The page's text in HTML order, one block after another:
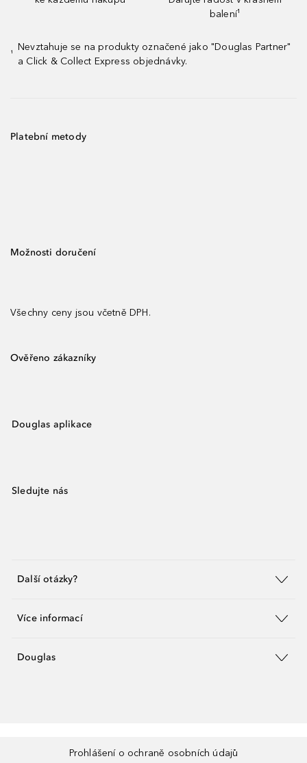
balení¹
¹
Nevztahuje se na produkty označené jako "Douglas Partner"
a Click & Collect Express objednávky.
Platební metody
Možnosti doručení
Všechny ceny jsou včetně DPH.
Ověřeno zákazníky
Douglas aplikace
Sledujte nás
Další otázky?
Více informací
Douglas
Prohlášení o ochraně osobních údajů